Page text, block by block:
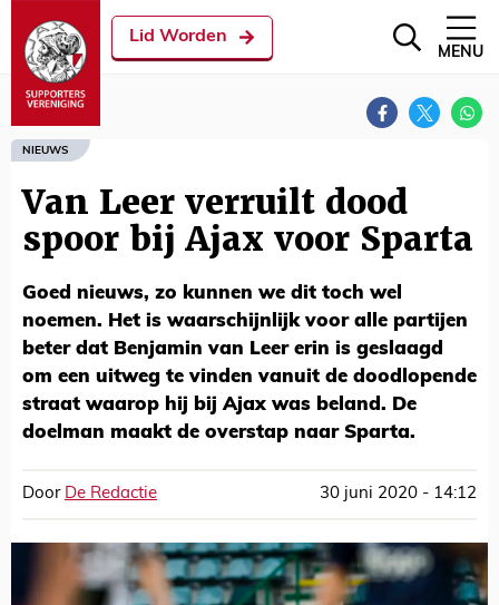
Lid Worden
MENU
NIEUWS
Van Leer verruilt dood
spoor bij Ajax voor Sparta
Goed nieuws, zo kunnen we dit toch wel
noemen. Het is waarschijnlijk voor alle partijen
beter dat Benjamin van Leer erin is geslaagd
om een uitweg te vinden vanuit de doodlopende
straat waarop hij bij Ajax was beland. De
doelman maakt de overstap naar Sparta.
Door De Redactie 30 juni 2020 - 14:12